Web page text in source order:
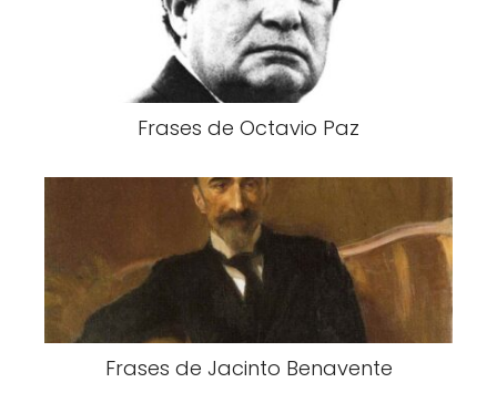
Frases de Octavio Paz
Frases de Jacinto Benavente